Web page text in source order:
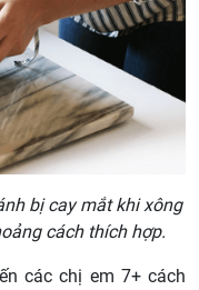
bị cay mắt khi xông
cách thích hợp.
các chị em 7+ cách